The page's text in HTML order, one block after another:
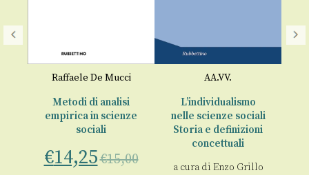
Raffaele De Mucci
Metodi di analisi
empirica in scienze
sociali
€14,25€15,00
AA.VV.
L’individualismo
nelle scienze sociali
Storia e definizioni
concettuali
a cura di Enzo Grillo